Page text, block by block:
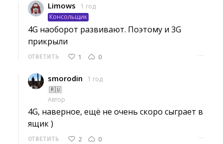
Limows
1 год
Консольщик
4G наоборот развивают. Поэтому и 3G
прикрыли
ОТВЕТИТЬ 1 0 ···
smorodin
1 год
🇷🇺
Автор
4G, наверное, ещё не очень скоро сыграет в
ящик )
ОТВЕТИТЬ 2 0 ···